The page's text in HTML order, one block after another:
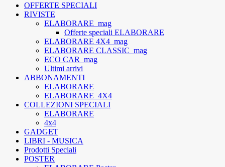
OFFERTE SPECIALI
RIVISTE
ELABORARE_mag
Offerte speciali ELABORARE
ELABORARE 4X4_mag
ELABORARE CLASSIC_mag
ECO CAR_mag
Ultimi arrivi
ABBONAMENTI
ELABORARE
ELABORARE_4X4
COLLEZIONI SPECIALI
ELABORARE
4x4
GADGET
LIBRI - MUSICA
Prodotti Speciali
POSTER